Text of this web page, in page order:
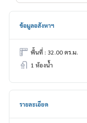
ข้อมูลอสังหาฯ
พื้นที่ : 32.00 ตร.ม.
1 ห้องน้ำ
รายละเอียด